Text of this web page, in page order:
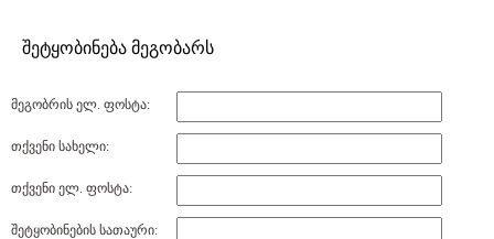
შეტყობინება მეგობარს
მეგობრის ელ. ფოსტა:
თქვენი სახელი:
თქვენი ელ. ფოსტა:
შეტყობინების სათაური: